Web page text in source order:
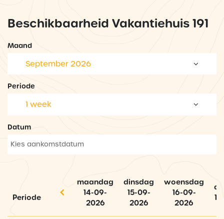
Beschikbaarheid Vakantiehuis 191
Maand
September 2026
Periode
1 week
Datum
Periode
maandag
14-09-
2026
dinsdag
15-09-
2026
woensdag
16-09-
2026